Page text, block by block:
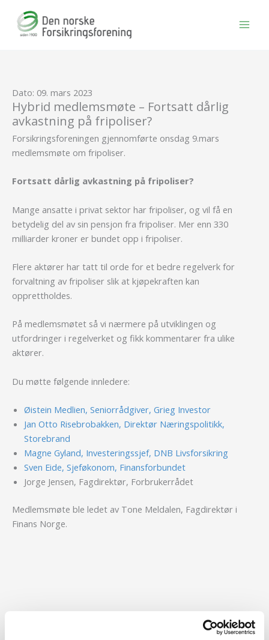
Dato: 09. mars 2023
Hybrid medlemsmøte – Fortsatt dårlig
avkastning på fripoliser?
Forsikringsforeningen gjennomførte onsdag 9.mars
medlemsmøte om fripoliser.
Fortsatt dårlig avkastning på fripoliser?
Mange ansatte i privat sektor har fripoliser, og vil få en
betydelig del av sin pensjon fra fripoliser. Mer enn 330
milliarder kroner er bundet opp i fripoliser.
Flere aktører har tatt til orde for et bedre regelverk for
forvaltning av fripoliser slik at kjøpekraften kan
opprettholdes.
På medlemsmøtet så vi nærmere på utviklingen og
utfordringer i regelverket og fikk kommentarer fra ulike
aktører.
Du møtte følgende innledere:
Øistein Medlien, Seniorrådgiver, Grieg Investor
Jan Otto Risebrobakken, Direktør Næringspolitikk,
Storebrand
Magne Gyland, Investeringssjef, DNB Livsforsikring
Sven Eide, Sjeføkonom, Finansforbundet
Jorge Jensen, Fagdirektør, Forbrukerrådet
Medlemsmøte ble ledet av Tone Meldalen, Fagdirektør i
Finans Norge.